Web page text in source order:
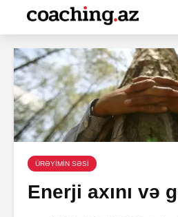
ÜRƏYİMİN SƏSİ
Enerji axını və